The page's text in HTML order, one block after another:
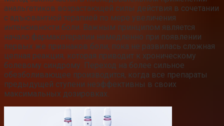
анальгетиков возрастающей силы действия в сочетании
с адъювантной терапией по мере увеличения
интенсивности боли. Важным принципом является
начало фармакотерапии немедленно при появлении
первых же признаков боли, пока не развилась сложная
цепная реакция, которая приводит к хроническому
болевому синдрому. Переход на более сильное
обезболивающее производится, когда все препараты
предыдущей ступени неэффективны в своих
максимальных дозировках.